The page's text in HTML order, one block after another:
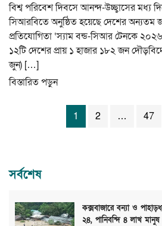
বিশ্ব পরিবেশ দিবসে আনন্দ-উচ্ছ্বাসের মধ্য
সিআরবিতে অনুষ্ঠিত হয়েছে দেশের অন্যতম
প্রতিযোগিতা ‘স্যাম বন্ড-সিআর টেনকে
১২টি দেশের প্রায় ১ হাজার ১৮২ জন
জুন) […]
বিস্তারিত পড়ুন
1 2 … 47
সর্বশেষ
কক্সবাজারে বন্যা ও
২৪, পানিবন্দি ৪ লাখ মানুষ